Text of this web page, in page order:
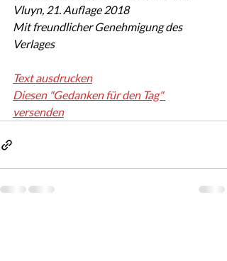
Vluyn, 21. Auflage 2018
Mit freundlicher Genehmigung des
Verlages
Text ausdrucken
Diesen "Gedanken für den Tag"
versenden